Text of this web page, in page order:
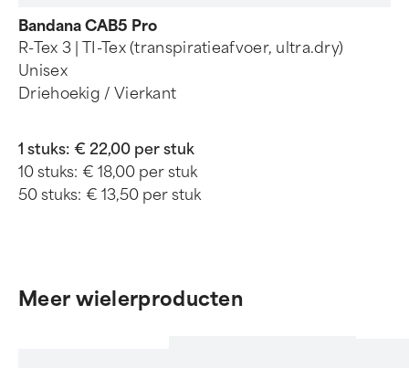
Bandana CAB5 Pro
R-Tex 3 | TI-Tex (transpiratieafvoer, ultra.dry)
Unisex
Driehoekig / Vierkant
1 stuks: € 22,00 per stuk
10 stuks: € 18,00 per stuk
50 stuks: € 13,50 per stuk
Meer wielerproducten